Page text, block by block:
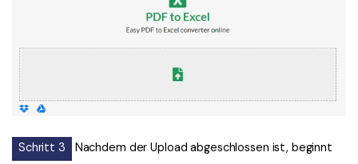
Schritt 3
Nachdem der Upload abgeschlossen ist, beginnt